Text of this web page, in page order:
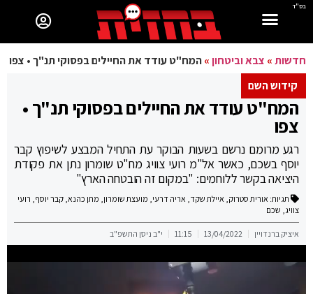
בס"ד
חדשות» צבא וביטחון»המח"ט עודד את החיילים בפסוקי תנ"ך • צפו
קידוש השם
המח"ט עודד את החיילים בפסוקי תנ"ך •
צפו
רגע מרומם נרשם בשעות הבוקר עת התחיל המבצע לשיפוץ קבר
יוסף בשכם, כאשר אל"מ רועי צוויג מח"ט שומרון נתן את פקודת
היציאה בקשר ללוחמים: "במקום זה הובטחה הארץ"
תגיות: אורית סטרוק, איילת שקד, אריה דרעי, מועצת שומרון, מתן כהנא, קבר יוסף, רועי
צוויג, שכם
איציק ברנדויין 13/04/2022
11:15 י"ב ניסן התשפ"ב